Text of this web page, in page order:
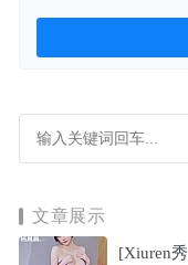
文章展示
[Xiuren